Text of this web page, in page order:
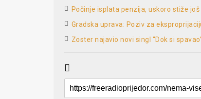
­Počinje isplata penzija, uskoro stiže
Gradska uprava: Poziv za
Zoster najavio novi singl “Dok si